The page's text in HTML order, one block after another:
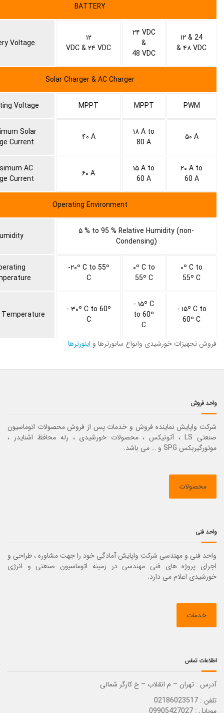
BATTERY
Voltage
۱۲
VDC & ۲۴ VDC
۲۴ VDC
&
48 VDC
۱۲ & 24
& ۴۸ VDC
Solar Charger & AC Charger
Voltage MPPT MPPT PWM
Solar
Current
۴۰ A
۱۸ A to
80 A
۵۰ A
AC
Current
۶۰ A
۱۵ A to
60 A
۲۰ A to
60 A
Operating Environment
۵ % to 95 % Relative Humidity (non-
Condensing)
-۲۰º C to 55º
C
۰º C to
55º C
۰º C to
55º C
- ۳۰º C to 60º
C
- ۱۵º C
to 60º
C
- ۱۵º C to
60º C
فروش تجهیزات خورشیدی وانواع سانورترها و اینورترها
واحد فروش
شرکت واپایش نماینده فروش و خدمات پس از فروش محصولات اتوماسیون
صنعتی LS ، آتونیکس ، محصولات خورشیدی ، رله محافظ اشنایدر ،
موتورگیربکس SPG و … می باشد.
محصولات
واحد فنی
واحد فنی و مهندسی شرکت واپایش آمادگی خود را جهت مشاوره ، طراحی و
اجرای پروژه های فنی مهندسی در زمینه اتوماسیون صنعتی و انرژی
خورشیدی اعلام می دارد.
خدمات
اطلاعات تماس
آدرس :‌ تهران – م انقلاب – خ کارگر شمالی
تلفن : 02186023517
موبایل : 09905427027